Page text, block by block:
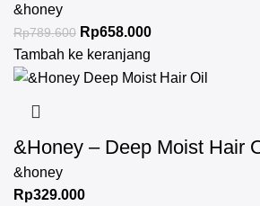
&honey
Rp789.600 Rp658.000
Tambah ke keranjang
&Honey – Deep Moist Hair
&honey
Rp329.000